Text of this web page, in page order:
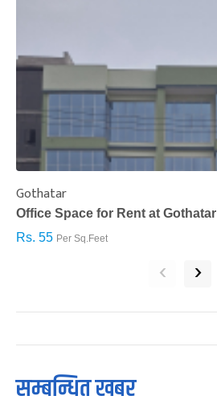
Gothatar
Office Space for Rent at Gothatar
Rs. 55 Per Sq.Feet
‹ ›
सम्बन्धित खबर